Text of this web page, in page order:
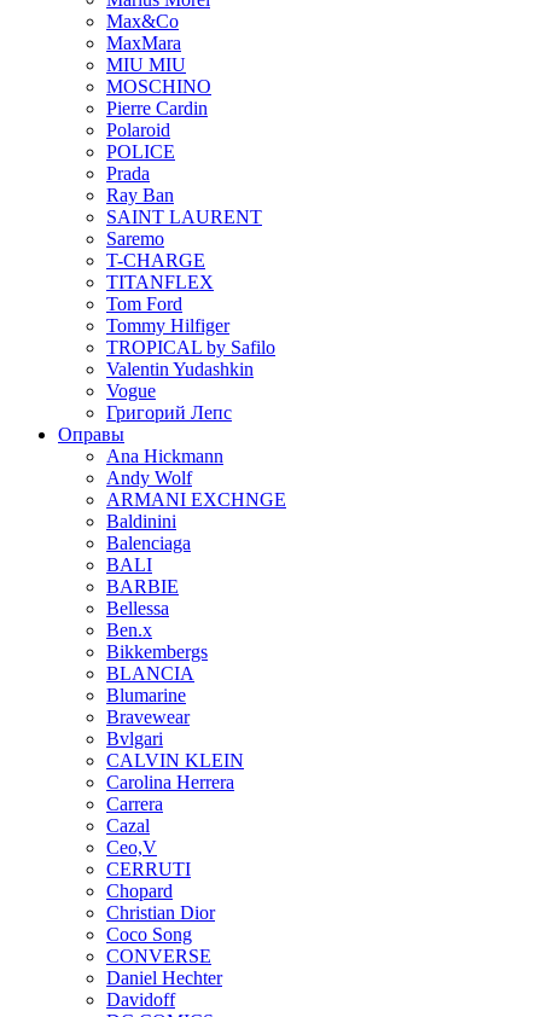
Max&Co
MaxMara
MIU MIU
MOSCHINO
Pierre Cardin
Polaroid
POLICE
Prada
Ray Ban
SAINT LAURENT
Saremo
T-CHARGE
TITANFLEX
Tom Ford
Tommy Hilfiger
TROPICAL by Safilo
Valentin Yudashkin
Vogue
Григорий Лепс
Оправы
Ana Hickmann
Andy Wolf
ARMANI EXCHNGE
Baldinini
Balenciaga
BALI
BARBIE
Bellessa
Ben.x
Bikkembergs
BLANCIA
Blumarine
Bravewear
Bvlgari
CALVIN KLEIN
Carolina Herrera
Carrera
Cazal
Ceo,V
CERRUTI
Chopard
Christian Dior
Coco Song
CONVERSE
Daniel Hechter
Davidoff